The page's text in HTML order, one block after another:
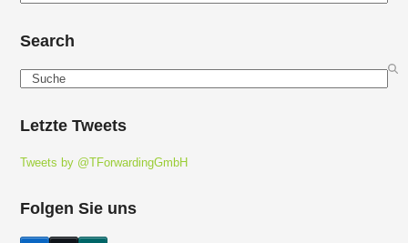
Search
Search
Letzte Tweets
Tweets by @TForwardingGmbH
Folgen Sie uns